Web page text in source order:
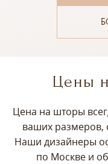
Цены
Цена на шторы
ваших размеров,
Наши дизайнеры
по Москве и